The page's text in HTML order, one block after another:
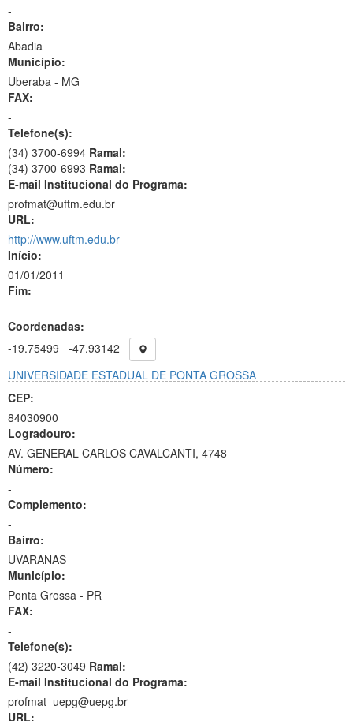
-
Bairro:
Abadia
Município:
Uberaba - MG
FAX:
-
Telefone(s):
(34) 3700-6994 Ramal:
(34) 3700-6993 Ramal:
E-mail Institucional do Programa:
profmat@uftm.edu.br
URL:
http://www.uftm.edu.br
Início:
01/01/2011
Fim:
-
Coordenadas:
-19.75499
-47.93142
UNIVERSIDADE ESTADUAL DE PONTA GROSSA
CEP:
84030900
Logradouro:
AV. GENERAL CARLOS CAVALCANTI, 4748
Número:
-
Complemento:
-
Bairro:
UVARANAS
Município:
Ponta Grossa - PR
FAX:
-
Telefone(s):
(42) 3220-3049 Ramal:
E-mail Institucional do Programa:
profmat_uepg@uepg.br
URL: